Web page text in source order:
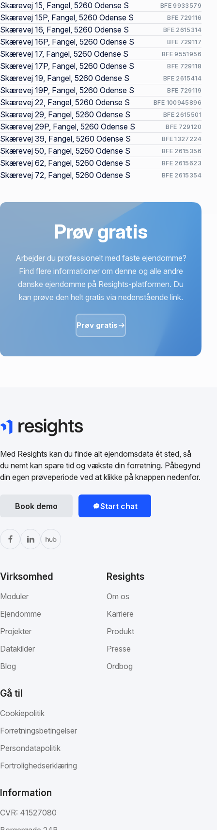
Skærevej 15, Fangel, 5260 Odense S BFE 9933579
Skærevej 15P, Fangel, 5260 Odense S BFE 729116
Skærevej 16, Fangel, 5260 Odense S BFE 2615314
Skærevej 16P, Fangel, 5260 Odense S BFE 729117
Skærevej 17, Fangel, 5260 Odense S BFE 9551956
Skærevej 17P, Fangel, 5260 Odense S BFE 729118
Skærevej 19, Fangel, 5260 Odense S BFE 2615414
Skærevej 19P, Fangel, 5260 Odense S BFE 729119
Skærevej 22, Fangel, 5260 Odense S BFE 100945896
Skærevej 29, Fangel, 5260 Odense S BFE 2615501
Skærevej 29P, Fangel, 5260 Odense S BFE 729120
Skærevej 39, Fangel, 5260 Odense S BFE 1327224
Skærevej 50, Fangel, 5260 Odense S BFE 2615356
Skærevej 62, Fangel, 5260 Odense S BFE 2615623
Skærevej 72, Fangel, 5260 Odense S BFE 2615354
Prøv gratis
Arbejder du professionelt med faste ejendomme?
Find flere informationer om denne og alle andre
danske ejendomme på Resights-platformen. Du
kan prøve den helt gratis via nedenstående link.
Prøv gratis
Med Resights kan du finde alt ejendomsdata ét sted, så
du nemt kan spare tid og vækste din forretning. Påbegynd
din egen prøveperiode ved at klikke på knappen nedenfor.
Book demo Start chat
Virksomhed
Moduler
Ejendomme
Projekter
Datakilder
Blog
Resights
Om os
Karriere
Produkt
Presse
Ordbog
Gå til
Cookiepolitik
Forretningsbetingelser
Persondatapolitik
Fortrolighedserklæring
Information
CVR: 41527080